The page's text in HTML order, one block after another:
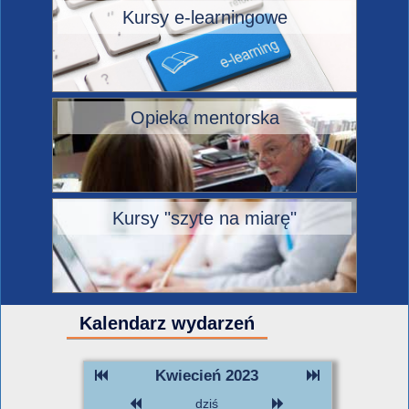
Kursy e-learningowe
Opieka mentorska
Kursy "szyte na miarę"
Kalendarz wydarzeń
Kwiecień 2023
dziś